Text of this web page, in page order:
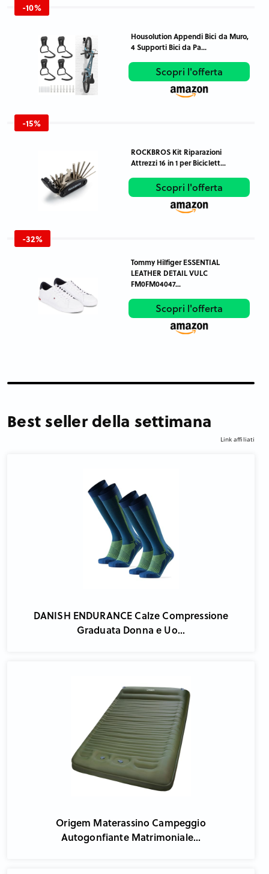
-10%
Housolution Appendi Bici da Muro,
4 Supporti Bici da Pa...
Scopri l'offerta
-15%
ROCKBROS Kit Riparazioni
Attrezzi 16 in 1 per Biciclett...
Scopri l'offerta
-32%
Tommy Hilfiger ESSENTIAL
LEATHER DETAIL VULC
FM0FM04047...
Scopri l'offerta
Best seller della settimana
Link affiliati
DANISH ENDURANCE Calze Compressione
Graduata Donna e Uo...
Origem Materassino Campeggio
Autogonfiante Matrimoniale...